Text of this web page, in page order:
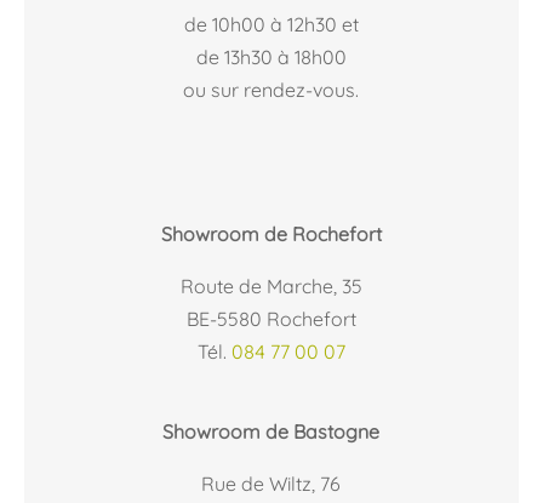
de 10h00 à 12h30 et
de 13h30 à 18h00
ou sur rendez-vous.
Showroom de Rochefort
Route de Marche, 35
BE-5580 Rochefort
Tél. 084 77 00 07
Showroom de Bastogne
Rue de Wiltz, 76